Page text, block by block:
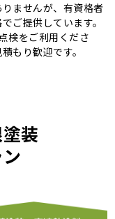
ませんが、有資格者
ご提供しています。
検をご利用くださ
もり歓迎です。
装